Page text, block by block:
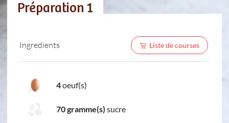
Préparation 1
Ingredients Liste de courses
4oeuf(s)
70 gramme(s) sucre